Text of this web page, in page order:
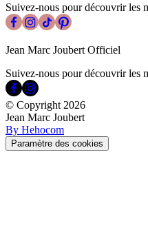
Suivez-nous pour découvrir les
Jean Marc Joubert Officiel
Suivez-nous pour découvrir les
© Copyright 2026
Jean Marc Joubert
By Hehocom
Paramètre des cookies